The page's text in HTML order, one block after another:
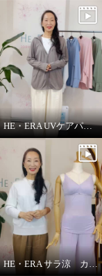
HE・ERA UVケアパーカー
HE・ERA サラ涼 カップ付きインナー